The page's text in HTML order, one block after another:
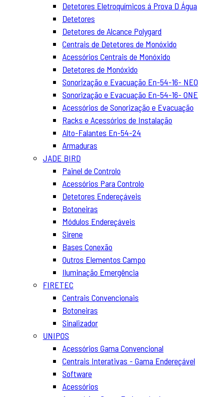
Detetores Eletroquímicos á Prova D Água
Detetores
Detetores de Alcance Polygard
Centrais de Detetores de Monóxido
Acessórios Centrais de Monóxido
Detetores de Monóxido
Sonorização e Evacuação En-54-16- NEO
Sonorização e Evacuação En-54-16- ONE
Acessórios de Sonorização e Evacuação
Racks e Acessórios de Instalação
Alto-Falantes En-54-24
Armaduras
JADE BIRD
Painel de Controlo
Acessórios Para Controlo
Detetores Endereçáveis
Botoneiras
Módulos Endereçáveis
Sirene
Bases Conexão
Outros Elementos Campo
Iluminação Emergência
FIRETEC
Centrais Convencionais
Botoneiras
Sinalizador
UNIPOS
Acessórios Gama Convencional
Centrais Interativas - Gama Endereçável
Software
Acessórios